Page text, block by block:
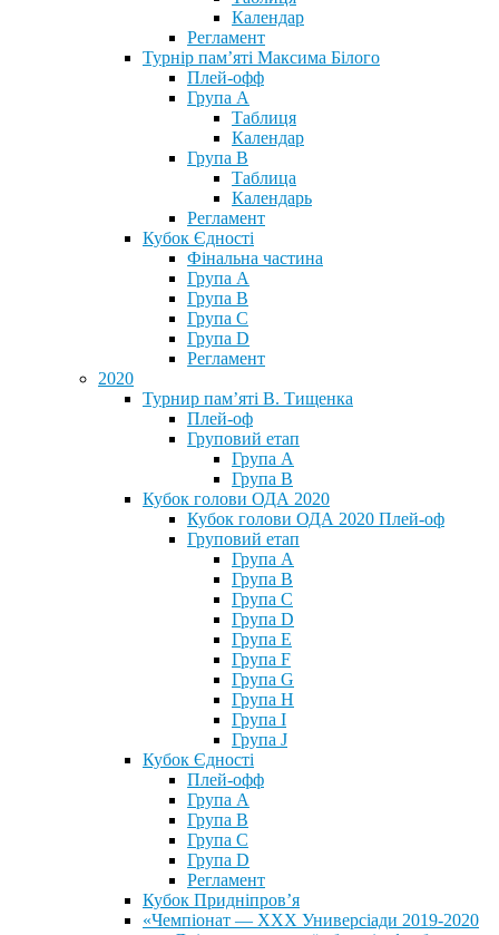
Календар
Регламент
Турнір пам’яті Максима Білого
Плей-офф
Група А
Таблиця
Календар
Група В
Таблица
Календарь
Регламент
Кубок Єдності
Фінальна частина
Група А
Група В
Група С
Група D
Регламент
2020
Турнир пам’яті В. Тищенка
Плей-оф
Груповий етап
Група А
Група В
Кубок голови ОДА 2020
Кубок голови ОДА 2020 Плей-оф
Груповий етап
Група A
Група B
Група C
Група D
Група E
Група F
Група G
Група H
Група I
Група J
Кубок Єдності
Плей-офф
Група А
Група В
Група С
Група D
Регламент
Кубок Придніпров’я
«Чемпіонат — ХХХ Универсіади 2019-2020